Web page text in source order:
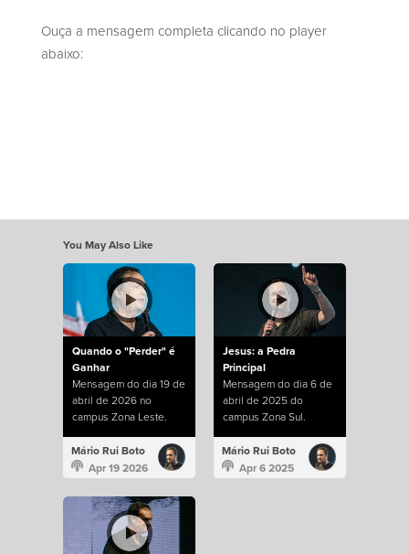
Ouça a mensagem completa clicando no player
abaixo:
You May Also Like
Quando o "Perder" é
Ganhar
Mensagem do dia 19 de
abril de 2026 no
campus Zona Leste.
Mário Rui Boto
Apr 19 2026
Jesus: a Pedra
Principal
Mensagem do dia 6 de
abril de 2025 do
campus Zona Sul.
Mário Rui Boto
Apr 6 2025